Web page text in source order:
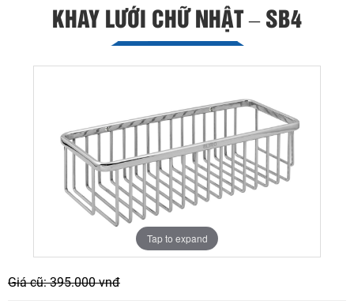
KHAY LƯỚI CHỮ NHẬT – SB4
Tap to expand
Giá cũ: 395.000 vnđ